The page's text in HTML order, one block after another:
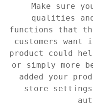
Make sure
qualities
functions that
customers
product could
or simply more
added your
store